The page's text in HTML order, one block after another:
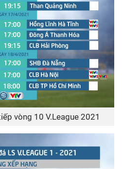
vòng 10 V.League 2021